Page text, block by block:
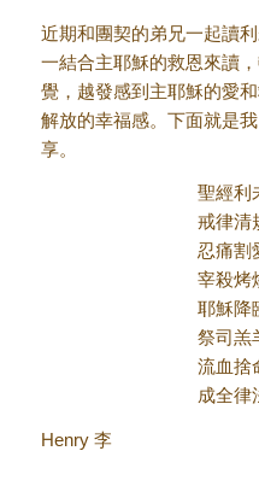
近期和團契的弟兄一起讀
一結合主耶穌的救恩來讀
覺，越發感到主耶穌的愛
解放的幸福感。下面就是
享。
聖經利
戒律清
忍痛割
宰殺烤
耶穌降
祭司羔
流血捨
成全律
Henry 李